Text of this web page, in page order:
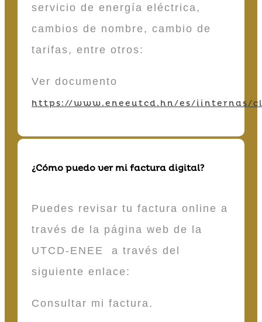
servicio de energía eléctrica,
cambios de nombre, cambio de
tarifas, entre otros:
Ver documento
https://www.eneeutcd.hn/es/iinternas/
¿Cómo puedo ver mi factura digital?
Puedes revisar tu factura online a
través de la página web de la
UTCD-ENEE a través del
siguiente enlace:
Consultar mi factura.